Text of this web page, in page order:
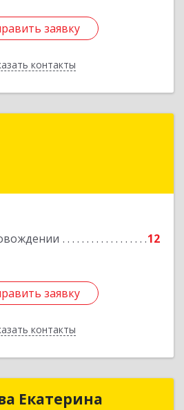
заявку
контакты
заявку
Назад
12
заявку
контакты
обл, Североуральск г,
заявку
Назад
ЕкатеринаЕкатерина